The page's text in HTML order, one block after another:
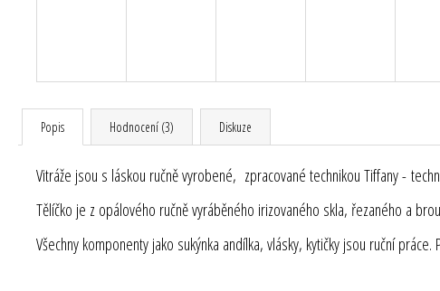
Popis Hodnocení (3) Diskuze
Vitráže jsou s láskou ručně vyrobené, zpracované technikou Tiffany -
Tělíčko je z opálového ručně vyráběného irizovaného skla, řezaného a
Všechny komponenty jako sukýnka andílka, vlásky, kytičky jsou ruční